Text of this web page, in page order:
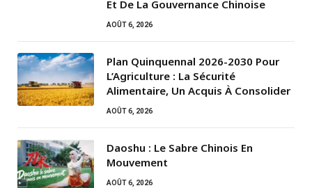
Et De La Gouvernance Chinoise
AOÛT 6, 2026
Plan Quinquennal 2026-2030 Pour
L’Agriculture : La Sécurité
Alimentaire, Un Acquis À Consolider
AOÛT 6, 2026
Daoshu : Le Sabre Chinois En
Mouvement
AOÛT 6, 2026